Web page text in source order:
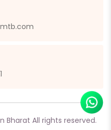
Bharat All rights reserved.